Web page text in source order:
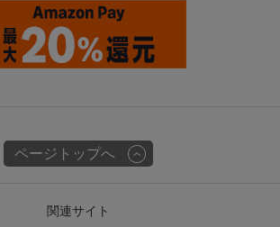
ページトップへ
関連サイト